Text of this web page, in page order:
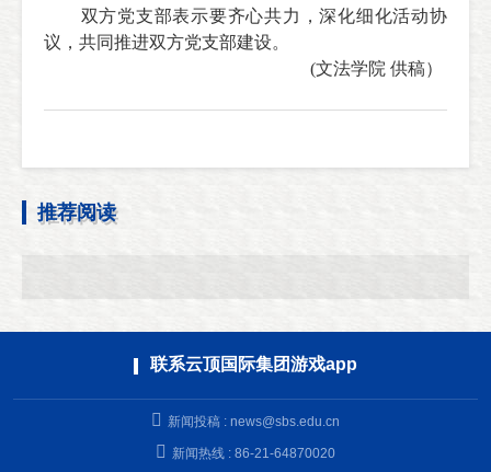
双方党支部表示要齐心共力，深化细化活动协
议，共同推进双方党支部建设。
(文法学院 供稿）
推荐阅读
联系云顶国际集团游戏app
新闻投稿 : news@sbs.edu.cn
新闻热线 : 86-21-64870020